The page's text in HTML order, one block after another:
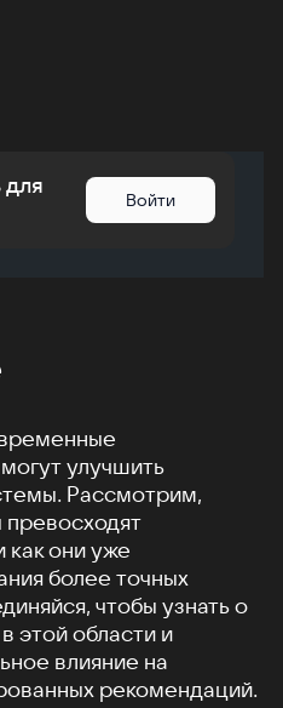
Войти
улучшить
Рассмотрим,
как они уже
более точных
чтобы узнать о
этой области и
влияние на
рекомендаций.